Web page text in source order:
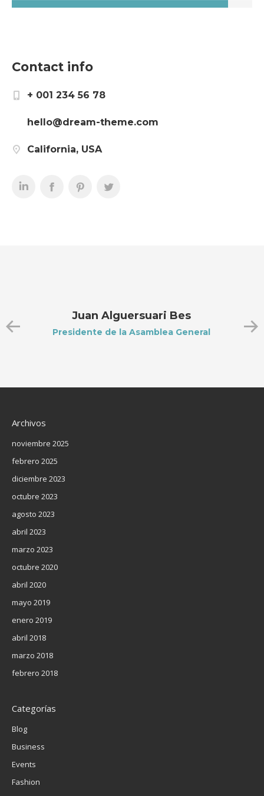
Contact info
+ 001 234 56 78
hello@dream-theme.com
California, USA
Juan Alguersuari Bes
Presidente de la Asamblea General
Archivos
noviembre 2025
febrero 2025
diciembre 2023
octubre 2023
agosto 2023
abril 2023
marzo 2023
octubre 2020
abril 2020
mayo 2019
enero 2019
abril 2018
marzo 2018
febrero 2018
Categorías
Blog
Business
Events
Fashion